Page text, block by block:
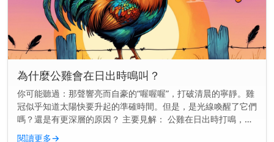
為什麼公雞會在日出時鳴叫？
你可能聽過：那聲響亮而自豪的“喔喔喔”，打破清晨的寧靜。雞
冠似乎知道太陽快要升起的準確時間。但是，是光線喚醒了它們
嗎？還是有更深層的原因？ 主要見解： 公雞在日出時打鳴，是
因為它們的內在生物鐘告訴它們該是時候了——甚至在第一縷光
閱讀更多→